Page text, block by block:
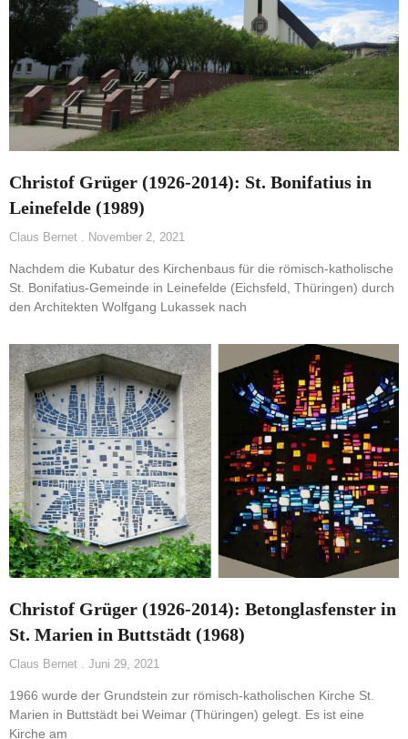
Christof Grüger (1926-2014): St. Bonifatius in
Leinefelde (1989)
Claus Bernet November 2, 2021
Nachdem die Kubatur des Kirchenbaus für die römisch-katholische
St. Bonifatius-Gemeinde in Leinefelde (Eichsfeld, Thüringen) durch
den Architekten Wolfgang Lukassek nach
Christof Grüger (1926-2014): Betonglasfenster in
St. Marien in Buttstädt (1968)
Claus Bernet Juni 29, 2021
1966 wurde der Grundstein zur römisch-katholischen Kirche St.
Marien in Buttstädt bei Weimar (Thüringen) gelegt. Es ist eine
Kirche am